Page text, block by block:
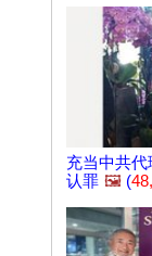
充当中共
认罪 🖼️ (